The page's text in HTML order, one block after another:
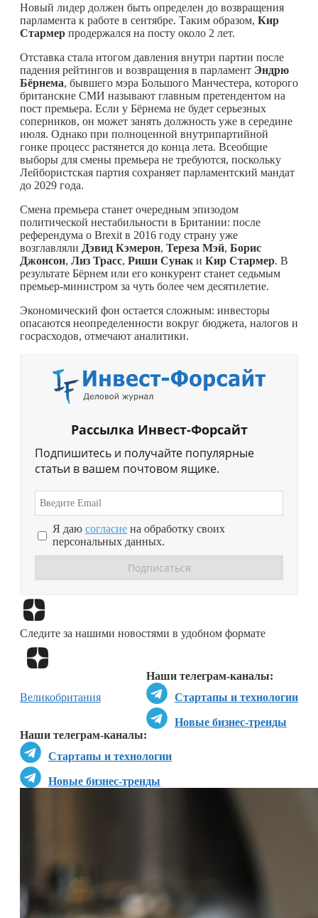
Новый лидер должен быть определен до возвращения
парламента к работе в сентябре. Таким образом, Кир
Стармер продержался на посту около 2 лет.
Отставка стала итогом давления внутри партии после
падения рейтингов и возвращения в парламент Эндрю
Бёрнема, бывшего мэра Большого Манчестера, которого
британские СМИ называют главным претендентом на
пост премьера. Если у Бёрнема не будет серьезных
соперников, он может занять должность уже в середине
июля. Однако при полноценной внутрипартийной
гонке процесс растянется до конца лета. Всеобщие
выборы для смены премьера не требуются, поскольку
Лейбористская партия сохраняет парламентский мандат
до 2029 года.
Смена премьера станет очередным эпизодом
политической нестабильности в Британии: после
референдума о Brexit в 2016 году страну уже
возглавляли Дэвид Кэмерон, Тереза Мэй, Борис
Джонсон, Лиз Трасс, Риши Сунак и Кир Стармер. В
результате Бёрнем или его конкурент станет седьмым
премьер-министром за чуть более чем десятилетие.
Экономический фон остается сложным: инвесторы
опасаются неопределенности вокруг бюджета, налогов и
госрасходов, отмечают аналитики.
Рассылка Инвест-Форсайт
Подпишитесь и получайте популярные
статьи в вашем почтовом ящике.
Я даю согласие на обработку своих
персональных данных.
Следите за нашими новостями в удобном формате
Наши телеграм-каналы:
Стартапы и технологии
Новые бизнес-тренды
Наши телеграм-каналы:
Стартапы и технологии
Новые бизнес-тренды
Великобритания